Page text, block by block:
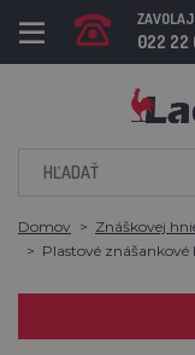
022 22
Domov Znáškovej
Plastové znášankové